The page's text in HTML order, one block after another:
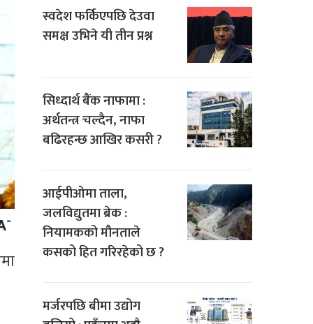
स्वदेश फर्किएपछि देउवा
समक्ष उभिने यी तीन प्रश्न
सिध्दार्थ बैंक नाफामा :
अर्थतन्त्र चल्दैन, नाफा
बढिरहन्छ आखिर कसरी ?
आईपीओमा ताला,
जलविद्युतमा ब्रेक :
नियामकको मौनताले
कसको हित गरिरहेको छ ?
मर्जरपछि बीमा उद्योग